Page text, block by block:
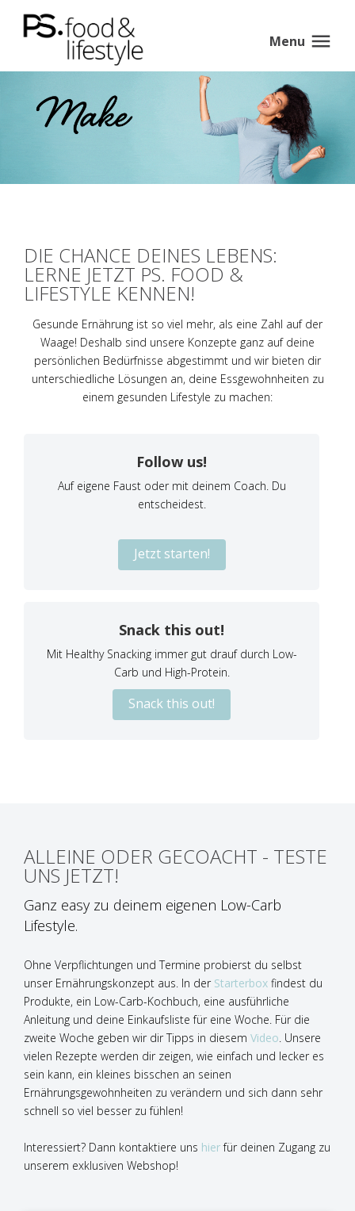
Menu
DIE CHANCE DEINES LEBENS:
LERNE JETZT PS. FOOD &
LIFESTYLE KENNEN!
Gesunde Ernährung ist so viel mehr, als eine Zahl auf der
Waage! Deshalb sind unsere Konzepte ganz auf deine
persönlichen Bedürfnisse abgestimmt und wir bieten dir
unterschiedliche Lösungen an, deine Essgewohnheiten zu
einem gesunden Lifestyle zu machen:
Follow us!
Auf eigene Faust oder mit deinem Coach. Du
entscheidest.
Jetzt starten!
Snack this out!
Mit Healthy Snacking immer gut drauf durch Low-
Carb und High-Protein.
Snack this out!
ALLEINE ODER GECOACHT - TESTE
UNS JETZT!
Ganz easy zu deinem eigenen Low-Carb
Lifestyle.
Ohne Verpflichtungen und Termine probierst du selbst
unser Ernährungskonzept aus. In der Starterbox findest du
Produkte, ein Low-Carb-Kochbuch, eine ausführliche
Anleitung und deine Einkaufsliste für eine Woche. Für die
zweite Woche geben wir dir Tipps in diesem Video. Unsere
vielen Rezepte werden dir zeigen, wie einfach und lecker es
sein kann, ein kleines bisschen an seinen
Ernährungsgewohnheiten zu verändern und sich dann sehr
schnell so viel besser zu fühlen!
Interessiert? Dann kontaktiere uns hierfür deinen Zugang zu
unserem exklusiven Webshop!